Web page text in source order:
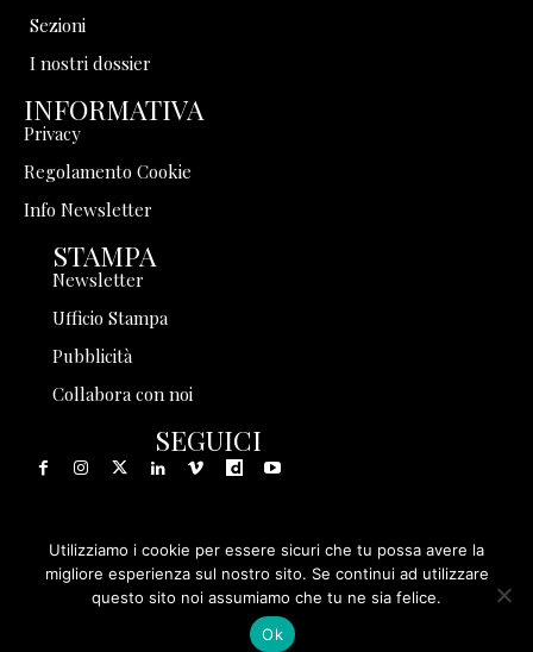
Sezioni
I nostri dossier
INFORMATIVA
Privacy
Regolamento Cookie
Info Newsletter
STAMPA
Newsletter
Ufficio Stampa
Pubblicità
Collabora con noi
SEGUICI
© 1999 - 2025 Storia in Rete Srl - Tutti i diritti riservati - P.
IVA 08570971005
Utilizziamo i cookie per essere sicuri che tu possa avere la
migliore esperienza sul nostro sito. Se continui ad utilizzare
questo sito noi assumiamo che tu ne sia felice.
Ok